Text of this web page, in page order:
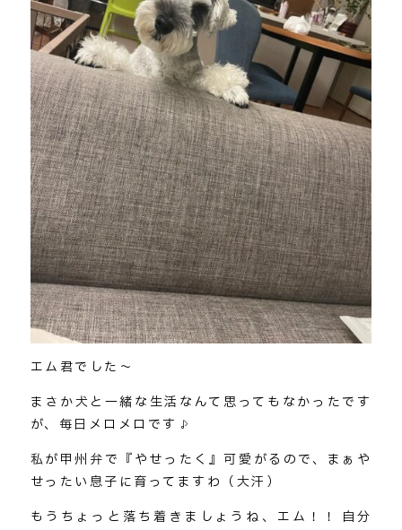
エム君でした～
まさか犬と一緒な生活なんて思ってもなかったです
が、毎日メロメロです♪
私が甲州弁で『やせったく』可愛がるので、まぁや
せったい息子に育ってますわ（大汗）
もうちょっと落ち着きましょうね、エム！！←自分